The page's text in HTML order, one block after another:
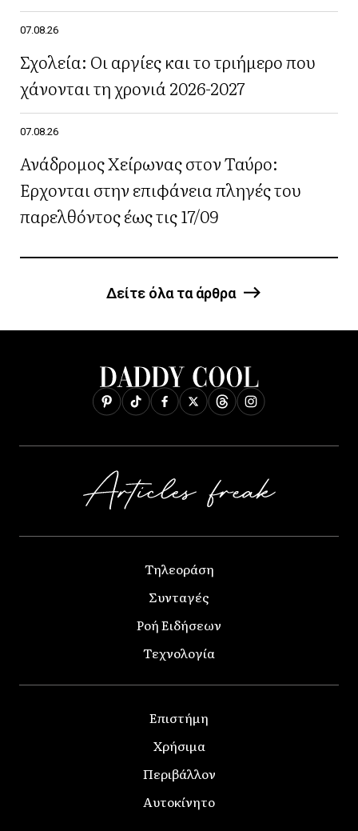
07.08.26
Σχολεία: Οι αργίες και το τριήμερο που
χάνονται τη χρονιά 2026-2027
07.08.26
Ανάδρομος Χείρωνας στον Ταύρο:
Έρχονται στην επιφάνεια πληγές του
παρελθόντος έως τις 17/09
Δείτε όλα τα άρθρα
Τηλεοράση
Συνταγές
Ροή Ειδήσεων
Τεχνολογία
Επιστήμη
Χρήσιμα
Περιβάλλον
Αυτοκίνητο